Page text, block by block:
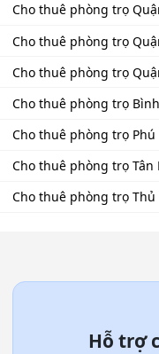
Cho thuê phòng trọ
Cho thuê phòng trọ
Cho thuê phòng trọ
Cho thuê phòng trọ
Cho thuê phòng trọ Phú
Cho thuê phòng trọ Tân
Cho thuê phòng trọ
Hỗ trợ